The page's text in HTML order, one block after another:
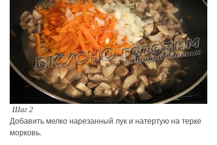
Шаг 2
Добавить мелко нарезанный лук и натертую на терке
морковь.